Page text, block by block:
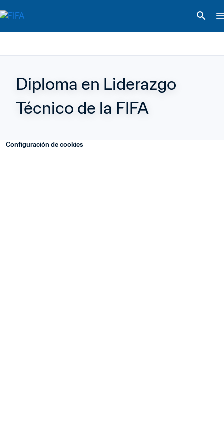
Diploma en Liderazgo
Técnico de la FIFA
Configuración de cookies